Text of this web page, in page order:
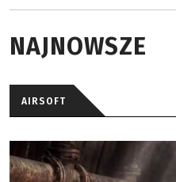
NAJNOWSZE
AIRSOFT